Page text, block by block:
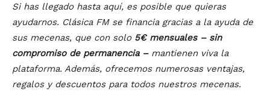
Si has llegado hasta aquí, es posible que quieras
ayudarnos. Clásica FM se financia gracias a la ayuda de
sus mecenas, que con solo 5€ mensuales – sin
compromiso de permanencia – mantienen viva la
plataforma. Además, ofrecemos numerosas ventajas,
regalos y descuentos para todos nuestros mecenas.